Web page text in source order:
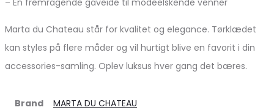
Marta du Chateau står for kvalitet og elegance. Tørklædet
kan styles på flere måder og vil hurtigt blive en favorit i din
accessories-samling. Oplev luksus hver gang det bæres.
Brand MARTA DU CHATEAU